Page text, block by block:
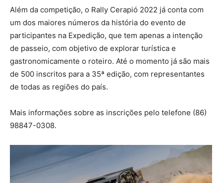
Além da competição, o Rally Cerapió 2022 já conta com
um dos maiores números da história do evento de
participantes na Expedição, que tem apenas a intenção
de passeio, com objetivo de explorar turística e
gastronomicamente o roteiro. Até o momento já são mais
de 500 inscritos para a 35ª edição, com representantes
de todas as regiões do país.
Mais informações sobre as inscrições pelo telefone (86)
98847-0308.